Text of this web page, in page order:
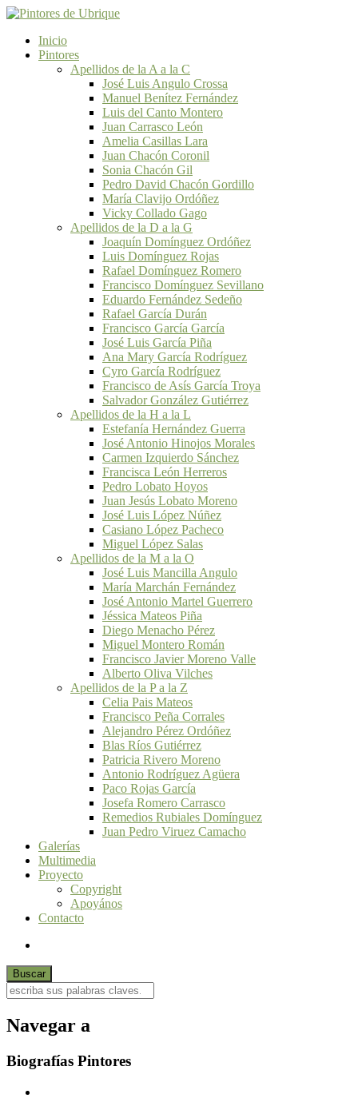
Inicio
Pintores
Apellidos de la A a la C
José Luis Angulo Crossa
Manuel Benítez Fernández
Luis del Canto Montero
Juan Carrasco León
Amelia Casillas Lara
Juan Chacón Coronil
Sonia Chacón Gil
Pedro David Chacón Gordillo
María Clavijo Ordóñez
Vicky Collado Gago
Apellidos de la D a la G
Joaquín Domínguez Ordóñez
Luis Domínguez Rojas
Rafael Domínguez Romero
Francisco Domínguez Sevillano
Eduardo Fernández Sedeño
Rafael García Durán
Francisco García García
José Luis García Piña
Ana Mary García Rodríguez
Cyro García Rodríguez
Francisco de Asís García Troya
Salvador González Gutiérrez
Apellidos de la H a la L
Estefanía Hernández Guerra
José Antonio Hinojos Morales
Carmen Izquierdo Sánchez
Francisca León Herreros
Pedro Lobato Hoyos
Juan Jesús Lobato Moreno
José Luis López Núñez
Casiano López Pacheco
Miguel López Salas
Apellidos de la M a la O
José Luis Mancilla Angulo
María Marchán Fernández
José Antonio Martel Guerrero
Jéssica Mateos Piña
Diego Menacho Pérez
Miguel Montero Román
Francisco Javier Moreno Valle
Alberto Oliva Vilches
Apellidos de la P a la Z
Celia Pais Mateos
Francisco Peña Corrales
Alejandro Pérez Ordóñez
Blas Ríos Gutiérrez
Patricia Rivero Moreno
Antonio Rodríguez Agüera
Paco Rojas García
Josefa Romero Carrasco
Remedios Rubiales Domínguez
Juan Pedro Viruez Camacho
Galerías
Multimedia
Proyecto
Copyright
Apoyános
Contacto
Navegar a
Biografías Pintores